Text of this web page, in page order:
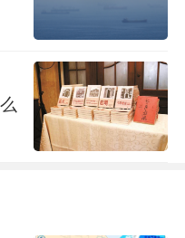
高的班级”。他们于
，于教育上因材施
“传”字辈、俞振飞
曲美学航向的新一
演有着鲜明的“五